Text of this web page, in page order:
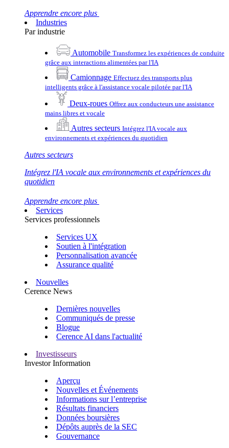
Apprendre encore plus
Industries
Par industrie
Automobile Transformez les expériences de conduite
grâce aux interactions alimentées par l'IA
Camionnage Effectuez des transports plus
intelligents grâce à l'assistance vocale pilotée par l'IA
Deux-roues Offrez aux conducteurs une assistance
mains libres et vocale
Autres secteurs Intégrez l'IA vocale aux
environnements et expériences du quotidien
Autres secteurs
Intégrez l'IA vocale aux environnements et expériences du
quotidien
Apprendre encore plus
Services
Services professionnels
Services UX
Soutien à l'intégration
Personnalisation avancée
Assurance qualité
Nouvelles
Cerence News
Dernières nouvelles
Communiqués de presse
Blogue
Cerence AI dans l'actualité
Investisseurs
Investor Information
Aperçu
Nouvelles et Événements
Informations sur l’entreprise
Résultats financiers
Données boursières
Dépôts auprès de la SEC
Gouvernance